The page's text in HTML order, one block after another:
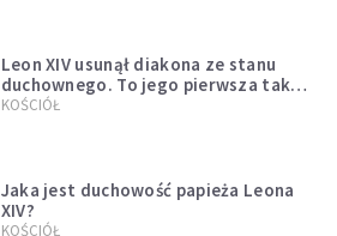
Leon XIV usunął diakona ze stanu
duchownego. To jego pierwsza tak
bezprecedensowa decyzja
KOŚCIÓŁ
Jaka jest duchowość papieża Leona
XIV?
KOŚCIÓŁ